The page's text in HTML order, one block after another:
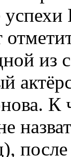
из
К
после